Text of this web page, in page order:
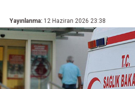
Yayınlanma: 12 Haziran 2026 23:38